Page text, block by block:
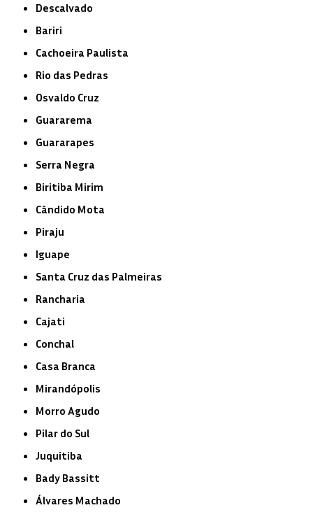
Descalvado
Bariri
Cachoeira Paulista
Rio das Pedras
Osvaldo Cruz
Guararema
Guararapes
Serra Negra
Biritiba Mirim
Cândido Mota
Piraju
Iguape
Santa Cruz das Palmeiras
Rancharia
Cajati
Conchal
Casa Branca
Mirandópolis
Morro Agudo
Pilar do Sul
Juquitiba
Bady Bassitt
Álvares Machado